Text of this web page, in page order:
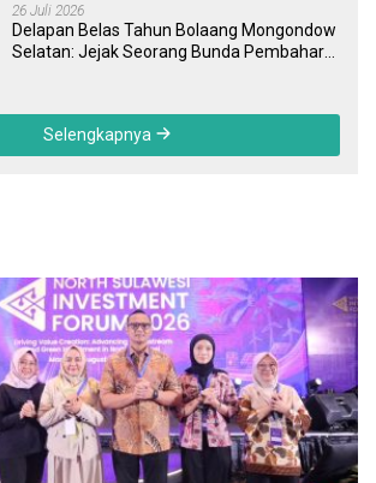
26 Juli 2026
Delapan Belas Tahun Bolaang Mongondow
Selatan: Jejak Seorang Bunda Pembaharu
Selengkapnya